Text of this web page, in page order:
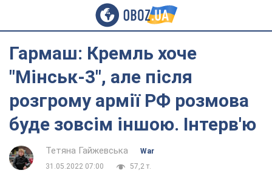
Гармаш: Кремль хоче
"Мінськ-3", але після
розгрому армії РФ розмова
буде зовсім іншою. Інтерв'ю
Тетяна Гайжевська
War
31.05.2022 07:00
57,2 т.